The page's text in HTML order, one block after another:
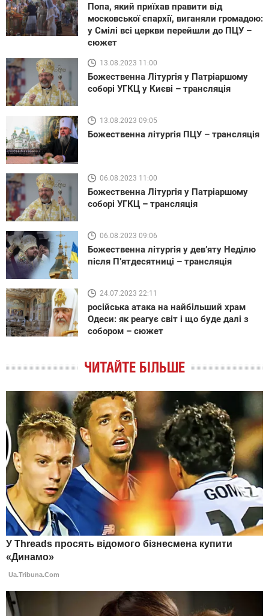
Попа, який приїхав правити від
московської єпархії, виганяли громадою:
у Смілі всі церкви перейшли до ПЦУ –
сюжет
13.08.2023 11:00
Божественна Літургія у Патріаршому
соборі УГКЦ у Києві – трансляція
13.08.2023 09:05
Божественна літургія ПЦУ – трансляція
06.08.2023 11:00
Божественна Літургія у Патріаршому
соборі УГКЦ – трансляція
06.08.2023 09:06
Божественна літургія у дев’яту Неділю
після П’ятдесятниці – трансляція
24.07.2023 22:11
російська атака на найбільший храм
Одеси: як реагує світ і що буде далі з
собором – сюжет
ЧИТАЙТЕ БІЛЬШЕ